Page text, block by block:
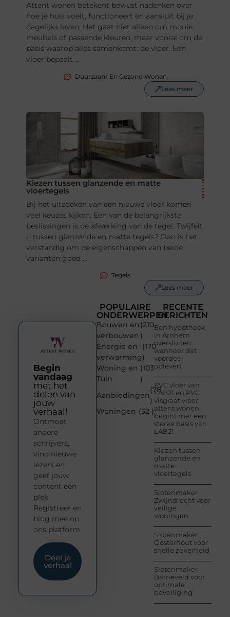
Attent wonen betekent bewust nadenken over
hoe je huis voelt, functioneert en aansluit bij je
dagelijks leven. Het gaat niet alleen om mooie
meubels of passende kleuren, maar vooral om de
basis waarop alles samenkomt: de vloer. Een
vloer bepaalt ...
Duurzaam En Gezond Wonen
Lees meer
Kiezen tussen glanzende en matte
vloertegels
Bij het uitzoeken van een nieuwe vloer komen
veel keuzes kijken. Een van de belangrijkste
beslissingen is de afwerking van de tegel. Twijfelt
u tussen glanzende en matte tegels? Dan is het
verstandig om de eigenschappen van beide
varianten goed ...
Tegels
Lees meer
POPULAIRE
ONDERWERPEN
Bouwen en
verbouwen
(210
)
Energie en
verwarming
(170
)
Woning en
Tuin
(103
)
Aanbiedingen
(78
)
Woningen (52 )
RECENTE
BERICHTEN
Een hypotheek
in Arnhem
oversluiten
wanneer dat
voordeel
oplevert
PVC vloer van
LAB21 en PVC
visgraat vloer:
attent wonen
begint met een
sterke basis van
LAB21
Kiezen tussen
glanzende en
matte
vloertegels
Slotenmaker
Zwijndrecht voor
veilige
woningen
Slotenmaker
Oosterhout voor
snelle zekerheid
Slotenmaker
Barneveld voor
optimale
beveiliging
Begin
vandaag
met het
delen van
jouw
verhaal!
Ontmoet
andere
schrijvers,
vind nieuwe
lezers en
geef jouw
content een
plek.
Registreer en
blog mee op
ons platform.
Deel je
verhaal